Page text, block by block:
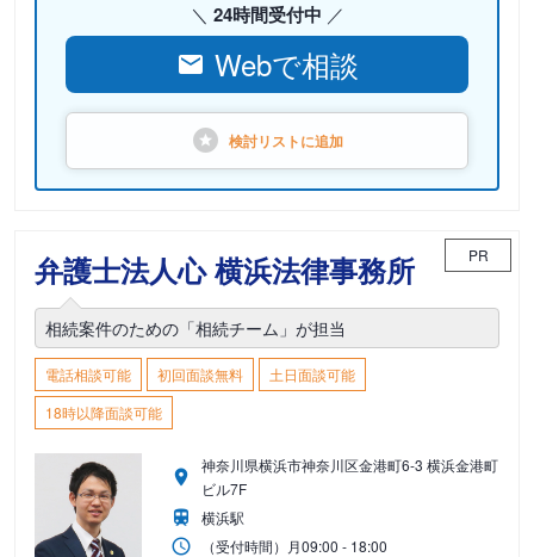
24時間受付中
Webで相談
検討リストに追加
弁護士法人心 横浜法律事務所 PR
相続案件のための「相続チーム」が担当
電話相談可能 初回面談無料
土日面談可能
18時以降面談可能
神奈川県横浜市神奈川区金港町6-3 横浜金港町
ビル7F
横浜駅
（受付時間） 月09:00 - 18:00